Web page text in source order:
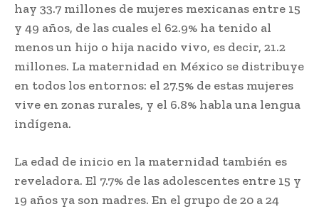
hay 33.7 millones de mujeres mexicanas entre 15
y 49 años, de las cuales el 62.9% ha tenido al
menos un hijo o hija nacido vivo, es decir, 21.2
millones. La maternidad en México se distribuye
en todos los entornos: el 27.5% de estas mujeres
vive en zonas rurales, y el 6.8% habla una lengua
indígena.
La edad de inicio en la maternidad también es
reveladora. El 7.7% de las adolescentes entre 15 y
19 años ya son madres. En el grupo de 20 a 24